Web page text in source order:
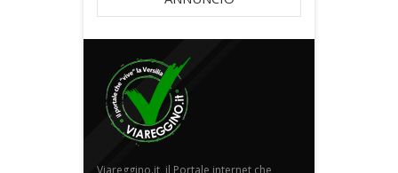
Viareggino.it, il Portale internet che